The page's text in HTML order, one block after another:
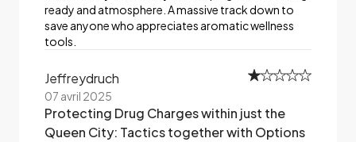
ready and atmosphere. A massive track down to
save anyone who appreciates aromatic wellness
tools.
Jeffreydruch
07 avril 2025
Protecting Drug Charges within just the
Queen City: Tactics together with Options